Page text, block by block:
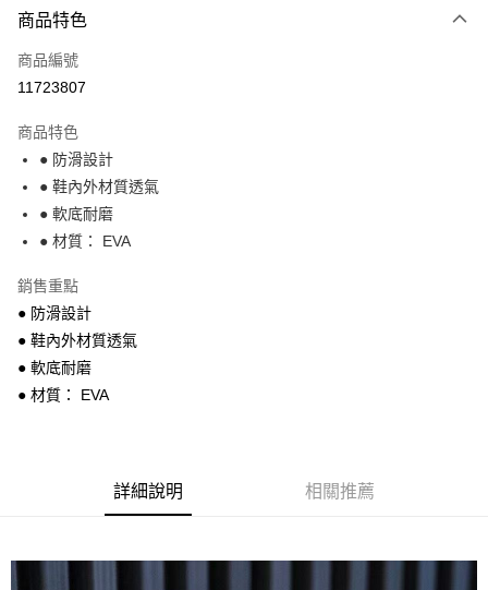
信用卡一次付款
超商取貨付款
街口支付
悠遊付
運送方式
全家付款取貨
每筆NT$68，滿NT$699(含以上)免運費
7-11付款取貨
商品特色
商品編號
11723807
商品特色
● 防滑設計
● 鞋內外材質透氣
● 軟底耐磨
● 材質： EVA
銷售重點
● 防滑設計
● 鞋內外材質透氣
● 軟底耐磨
● 材質： EVA
詳細說明 相關推薦